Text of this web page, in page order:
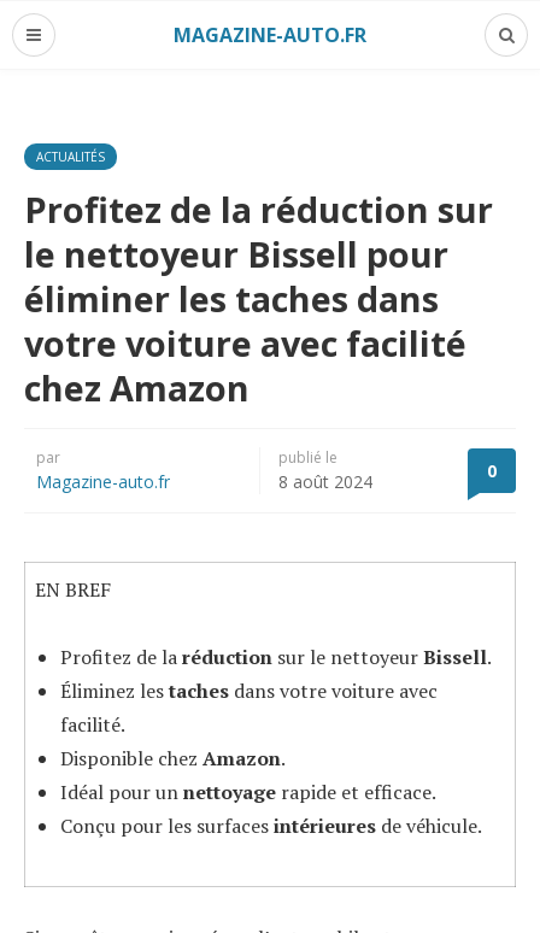
MAGAZINE-AUTO.FR
ACTUALITÉS
Profitez de la réduction sur
le nettoyeur Bissell pour
éliminer les taches dans
votre voiture avec facilité
chez Amazon
par
Magazine-auto.fr
publié le
8 août 2024 0
EN BREF
Profitez de laréductionsur le nettoyeurBissell.
Éliminez lestachesdans votre voiture avec
facilité.
Disponible chez Amazon.
Idéal pour unnettoyagerapide et efficace.
Conçu pour les surfacesintérieuresde véhicule.